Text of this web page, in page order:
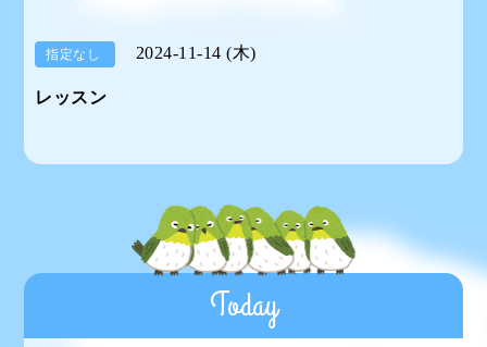
指定なし 2024-11-14 (木)
レッスン
Today